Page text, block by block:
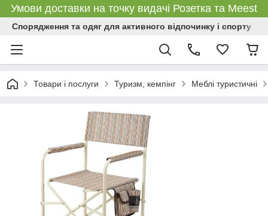
Умови доставки на точку видачі Розетка та Meest
Спорядження та одяг для активного відпочинку і спорту
Товари і послуги Туризм, кемпінг Меблі туристичні